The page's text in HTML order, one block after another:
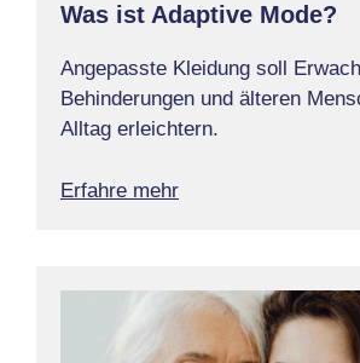
Was ist Adaptive Mode?
Angepasste Kleidung soll
Behinderungen und älteren
Alltag erleichtern.
Erfahre mehr